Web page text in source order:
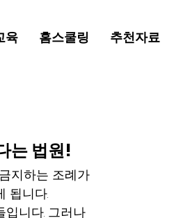
육 홈스쿨링 추천자료
는 법원!
지하는 조례가
됩니다.
니다. 그러나